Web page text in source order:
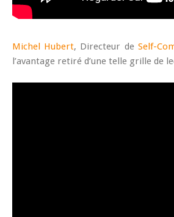
Michel Hubert, Directeur de Self-
l’avantage retiré d’une telle grille de